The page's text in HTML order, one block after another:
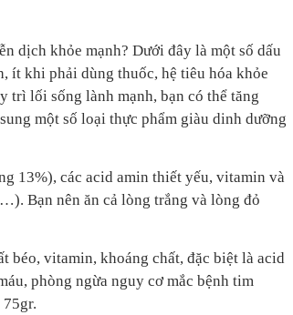
dịch khỏe mạnh? Dưới đây là một số dấu
ít khi phải dùng thuốc, hệ tiêu hóa khỏe
trì lối sống lành mạnh, bạn có thể tăng
một số loại thực phẩm giàu dinh dưỡng
13%), các acid amin thiết yếu, vitamin và
Bạn nên ăn cả lòng trắng và lòng đỏ
béo, vitamin, khoáng chất, đặc biệt là acid
phòng ngừa nguy cơ mắc bệnh tim